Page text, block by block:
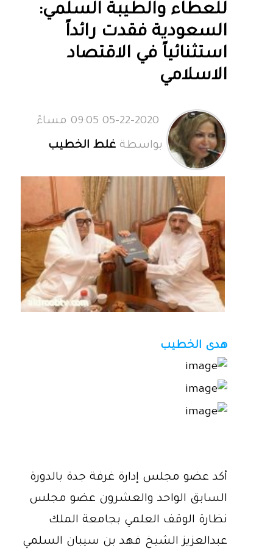
للعطاء والطيبة السلمي:
السعودية فقدت رائداً
استثنائياً في الاقتصاد
الاسلامي
بواسطة غلط الخطيب
هدى الخطيب
أكد عضو مجلس إدارة غرفة جدة بالدورة
السابق الواحد والعشرون عضو مجلس
نظارة الوقف العلمي بجامعة الملك
عبدالعزيز الشيخ فهد بن سيبان السلمي